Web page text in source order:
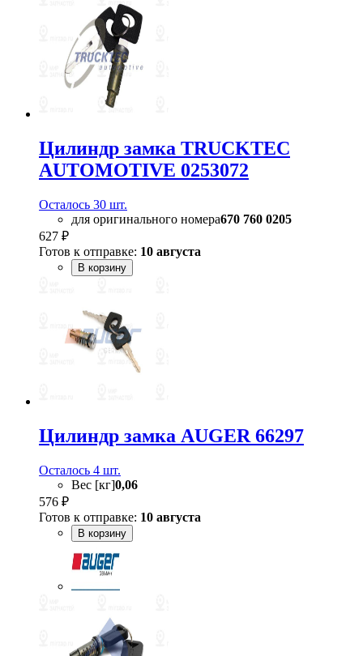
Цилиндр замка TRUCKTEC
AUTOMOTIVE 0253072
Осталось 30 шт.
для оригинального номера670 760 0205
627 ₽
Готов к отправке: 10 августа
В корзину
Цилиндр замка AUGER 66297
Осталось 4 шт.
Вес [кг]0,06
576 ₽
Готов к отправке: 10 августа
В корзину